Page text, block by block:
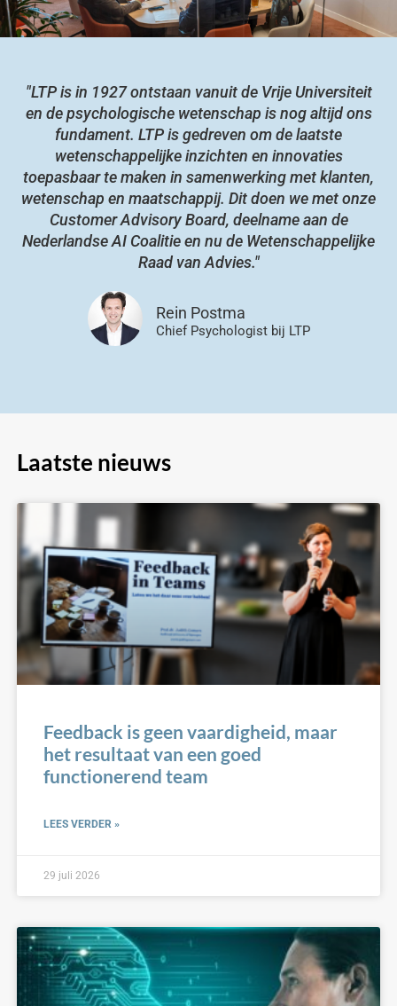
"LTP is in 1927 ontstaan vanuit de Vrije Universiteit
en de psychologische wetenschap is nog altijd ons
fundament. LTP is gedreven om de laatste
wetenschappelijke inzichten en innovaties
toepasbaar te maken in samenwerking met klanten,
wetenschap en maatschappij. Dit doen we met onze
Customer Advisory Board, deelname aan de
Nederlandse AI Coalitie en nu de Wetenschappelijke
Raad van Advies."
Rein Postma
Chief Psychologist bij LTP
Laatste nieuws
Feedback is geen vaardigheid, maar
het resultaat van een goed
functionerend team
LEES VERDER »
29 juli 2026